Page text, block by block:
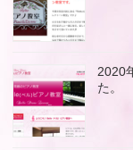
2020
た。